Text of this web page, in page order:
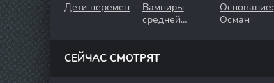
Дети перемен
Вампиры
средней
Основание:
Осман
СЕЙЧАС СМОТРЯТ